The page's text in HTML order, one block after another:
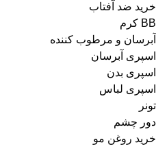
خرید ضد آفتاب
BB کرم
آبرسان و مرطوب کننده
اسپری آبرسان
اسپری بدن
اسپری لباس
تونر
دور چشم
خرید روغن مو